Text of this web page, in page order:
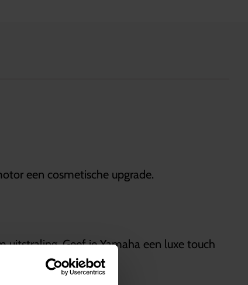
een cosmetische upgrade.
Geef je Yamaha een luxe touch